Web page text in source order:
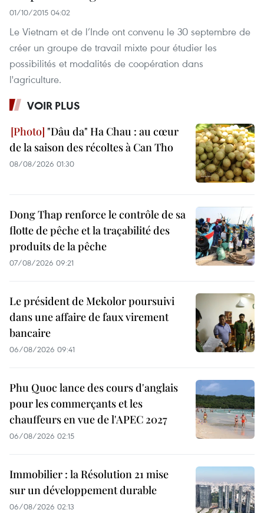
01/10/2015 04:02
Le Vietnam et de l’Inde ont convenu le 30 septembre de
créer un groupe de travail mixte pour étudier les
possibilités et modalités de coopération dans
l'agriculture.
VOIR PLUS
"Dâu da" Ha Chau : au cœur
de la saison des récoltes à Can Tho
08/08/2026 01:30
Dong Thap renforce le contrôle de sa
flotte de pêche et la traçabilité des
produits de la pêche
07/08/2026 09:21
Le président de Mekolor poursuivi
dans une affaire de faux virement
bancaire
06/08/2026 09:41
Phu Quoc lance des cours d'anglais
pour les commerçants et les
chauffeurs en vue de l'APEC 2027
06/08/2026 02:15
Immobilier : la Résolution 21 mise
sur un développement durable
06/08/2026 02:13